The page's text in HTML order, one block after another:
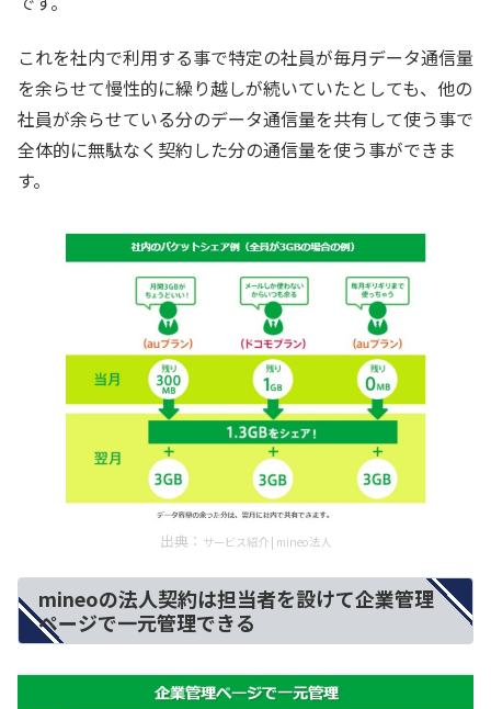
これを社内で利用する事で特定の社員が毎月データ通信量
を余らせて慢性的に繰り越しが続いていたとしても、他の
社員が余らせている分のデータ通信量を共有して使う事で
全体的に無駄なく契約した分の通信量を使う事ができま
す。
出典： サービス紹介 | mineo法人
mineoの法人契約は担当者を設けて企業管理
ページで一元管理できる